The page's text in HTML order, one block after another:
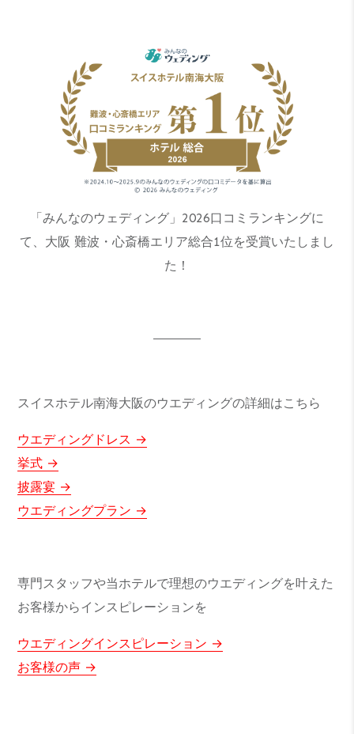
「みんなのウェディング」2026口コミランキングに
て、大阪 難波・心斎橋エリア総合1位を受賞いたしまし
た！
スイスホテル南海大阪のウエディングの詳細はこちら
ウエディングドレス
挙式
披露宴
ウエディングプラン
専門スタッフや当ホテルで理想のウエディングを叶えた
お客様からインスピレーションを
ウエディングインスピレーション
お客様の声